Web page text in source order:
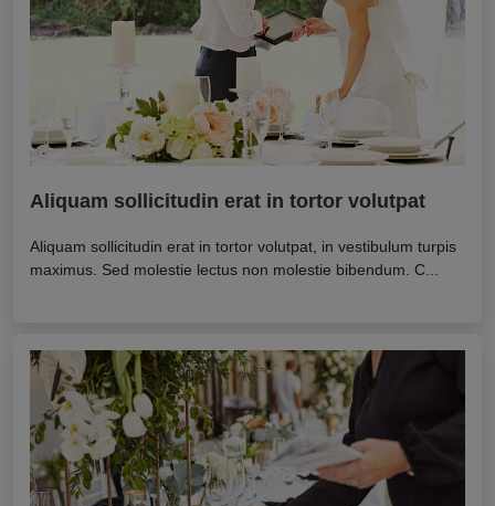
Aliquam sollicitudin erat in tortor volutpat
Aliquam sollicitudin erat in tortor volutpat, in vestibulum turpis
maximus. Sed molestie lectus non molestie bibendum. C...